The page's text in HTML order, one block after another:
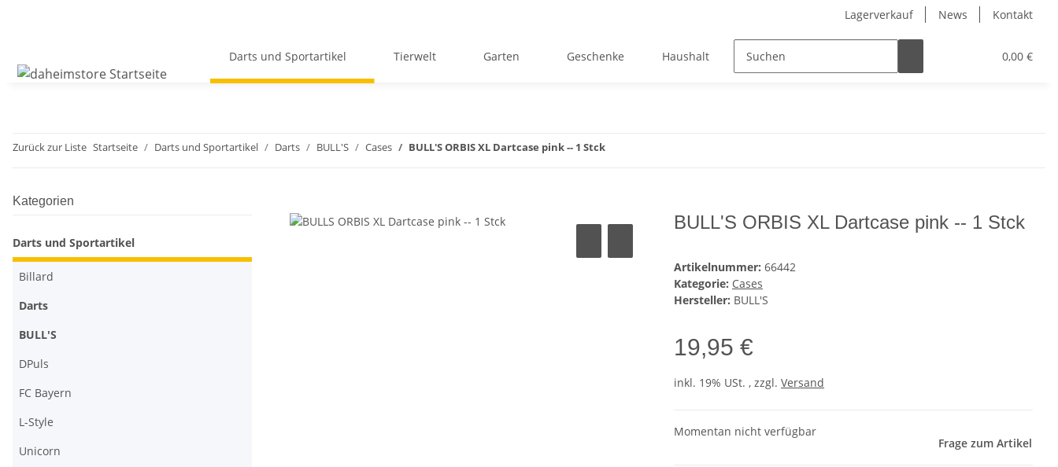
Lagerverkauf News Kontakt
0,00 €
Darts und Sportartikel Tierwelt Garten Geschenke Haushalt Kinder Hersteller
Zurück zur Liste Startseite Darts und Sportartikel Darts BULL'S Cases BULL'S ORBIS XL Dartcase pink -- 1 Stck
BULL'S ORBIS XL Dartcase pink -- 1 Stck
Artikelnummer: 66442
Kategorie: Cases
Hersteller: BULL'S
19,95 €
inkl. 19% USt. , zzgl. Versand
Momentan nicht verfügbar
Frage zum Artikel
Kategorien
Darts und Sportartikel
Billard
Darts
BULL'S
DPuls
FC Bayern
L-Style
Unicorn